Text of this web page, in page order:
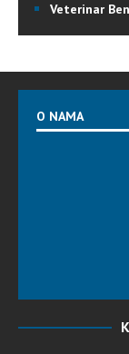
Veterinar
O NAMA